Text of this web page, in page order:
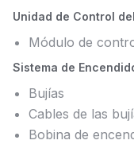
Unidad de Control
Módulo de
Sistema de
Bujías
Cables de las
Bobina de